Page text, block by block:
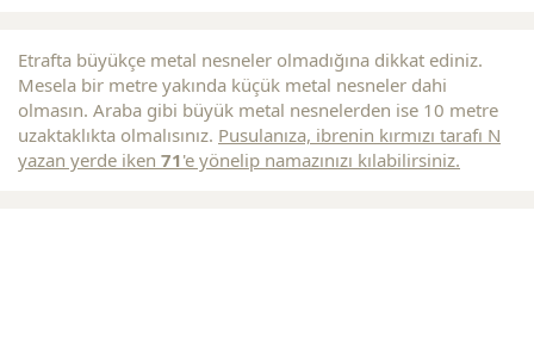
Etrafta büyükçe metal nesneler olmadığına dikkat ediniz.
Mesela bir metre yakında küçük metal nesneler dahi
olmasın. Araba gibi büyük metal nesnelerden ise 10 metre
uzaktaklıkta olmalısınız. Pusulanıza, ibrenin kırmızı tarafı N
yazan yerde iken 71'e yönelip namazınızı kılabilirsiniz.